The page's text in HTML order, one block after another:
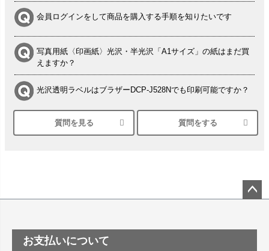
会員ログインをして商品を購入する手順を知りたいです
写真用紙〈印画紙〉光沢・半光沢「A1サイズ」の紙はまだ買
えますか？
光沢透明ラベルはブラザーDCP-J528Nでも印刷可能ですか？
シルバーペーパーにEPSON EP-30VAで印刷するときの設定
は？
塩ビのロール紙で離型紙が透明の商品はありますか
つや消し半透明ラベルのロールタイプはありますか？
質問を見る 質問をする
ップ
お支払いについて